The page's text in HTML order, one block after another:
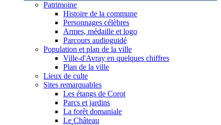
Patrimoine
Histoire de la commune
Personnages célèbres
Armes, médaille et logo
Parcours audioguidé
Population et plan de la ville
Ville-d'Avray en quelques chiffres
Plan de la ville
Lieux de culte
Sites remarquables
Les étangs de Corot
Parcs et jardins
La forêt domaniale
Le Château